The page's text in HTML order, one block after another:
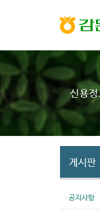
신용
게시판
· 공지사항